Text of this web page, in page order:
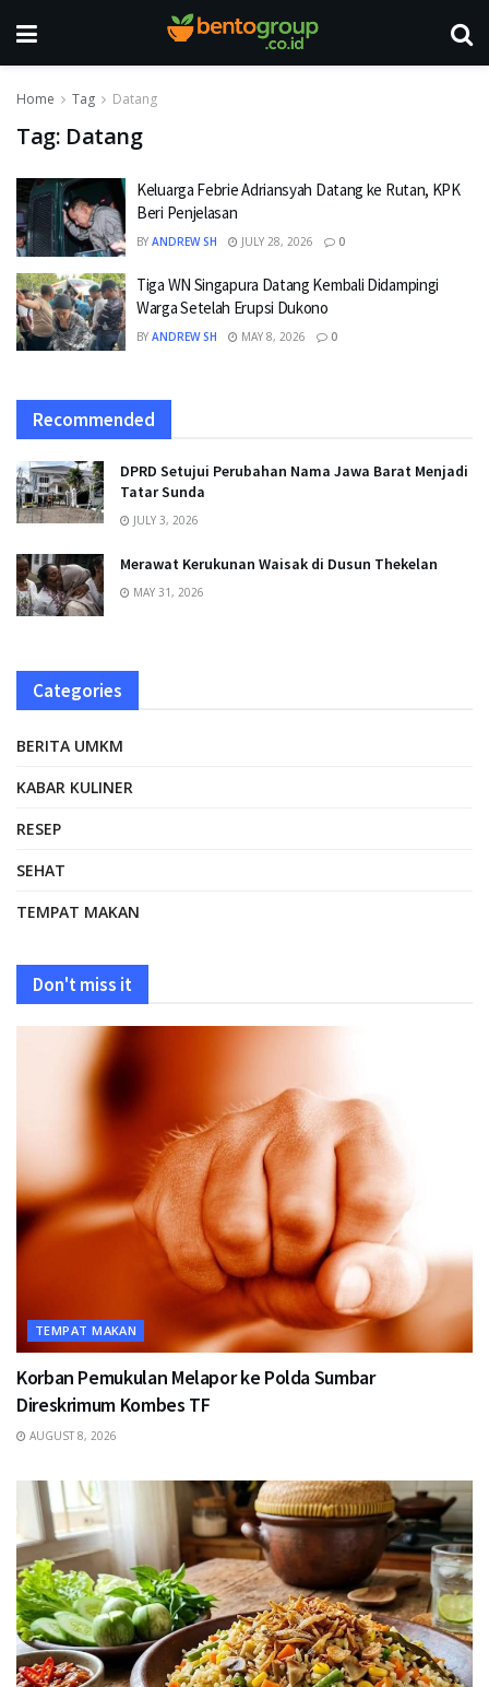
Home Tag Datang
Tag: Datang
Keluarga Febrie Adriansyah Datang ke Rutan, KPK
Beri Penjelasan
BY ANDREW SH JULY 28, 2026 0
Tiga WN Singapura Datang Kembali Didampingi
Warga Setelah Erupsi Dukono
BY ANDREW SH MAY 8, 2026 0
Recommended
DPRD Setujui Perubahan Nama Jawa Barat Menjadi
Tatar Sunda
JULY 3, 2026
Merawat Kerukunan Waisak di Dusun Thekelan
MAY 31, 2026
Categories
BERITA UMKM
KABAR KULINER
RESEP
SEHAT
TEMPAT MAKAN
Don't miss it
TEMPAT MAKAN
Korban Pemukulan Melapor ke Polda Sumbar
Direskrimum Kombes TF
AUGUST 8, 2026